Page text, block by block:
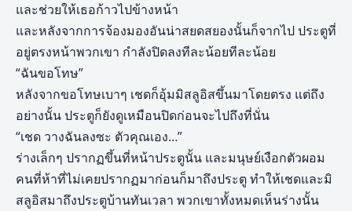
และช่วยให้เธอก้าวไปข้างหน้า
และหลังจากการจ้องมองอันน่าสยดสยองนั้นก็จากไป ประตูที่
อยู่ตรงหน้าพวกเขา กำลังปิดลงทีละน้อยทีละน้อย
“ฉันขอโทษ”
หลังจากขอโทษเบาๆ เชดก็อุ้มมิสลูอิสขึ้นมาโดยตรง แต่ถึง
อย่างนั้น ประตูก็ยังดูเหมือนปิดก่อนจะไปถึงที่นั่น
“เชด วางฉันลงซะ ตัวคุณเอง…”
ร่างเล็กๆ ปรากฏขึ้นที่หน้าประตูนั้น และมนุษย์เงือกตัวผอม
คนที่ห้าที่ไม่เคยปรากฏมาก่อนก็มาถึงประตู ทำให้เชดและมิ
สลูอิสมาถึงประตูบ้านทันเวลา พวกเขาทั้งหมดเห็นร่างนั้น